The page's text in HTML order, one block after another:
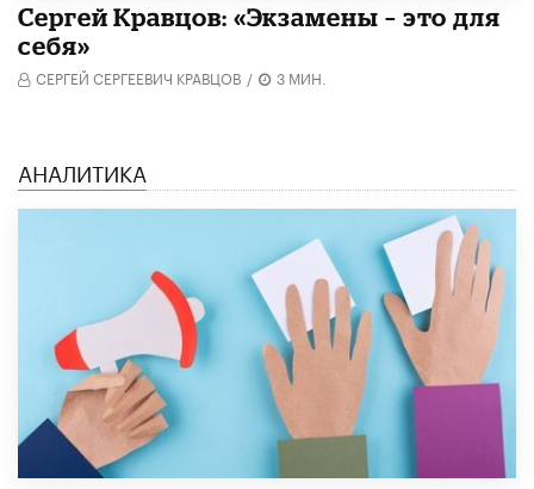
Сергей Кравцов: «Экзамены – это для
себя»
СЕРГЕЙ СЕРГЕЕВИЧ КРАВЦОВ / 3 МИН.
АНАЛИТИКА